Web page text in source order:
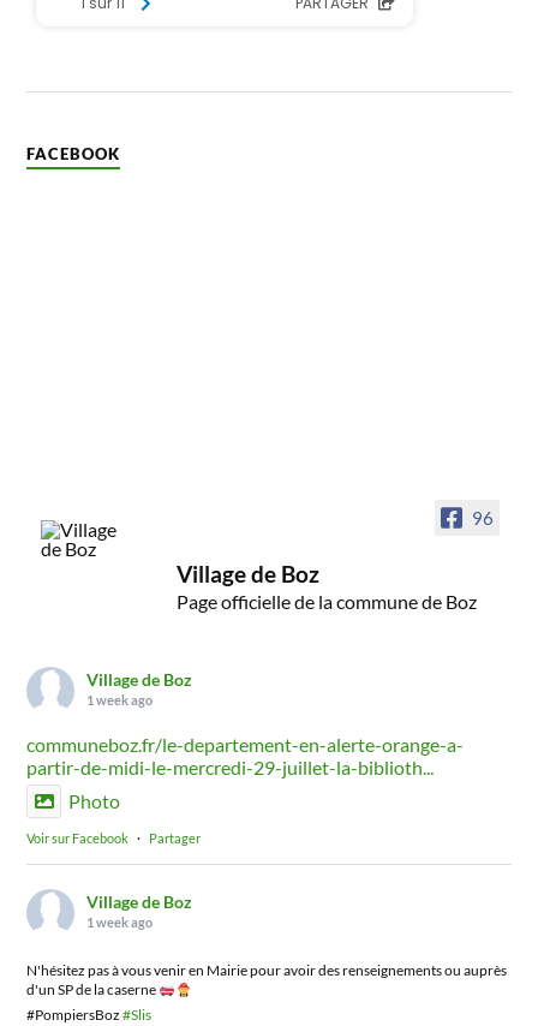
FACEBOOK
96
Village de Boz
Page officielle de la commune de Boz
Village de Boz
1 week ago
communeboz.fr/le-departement-en-alerte-orange-a-
partir-de-midi-le-mercredi-29-juillet-la-biblioth...
Photo
Voir sur Facebook · Partager
Village de Boz
1 week ago
N'hésitez pas à vous venir en Mairie pour avoir des renseignements ou auprès
d'un SP de la caserne
#PompiersBoz#Slis